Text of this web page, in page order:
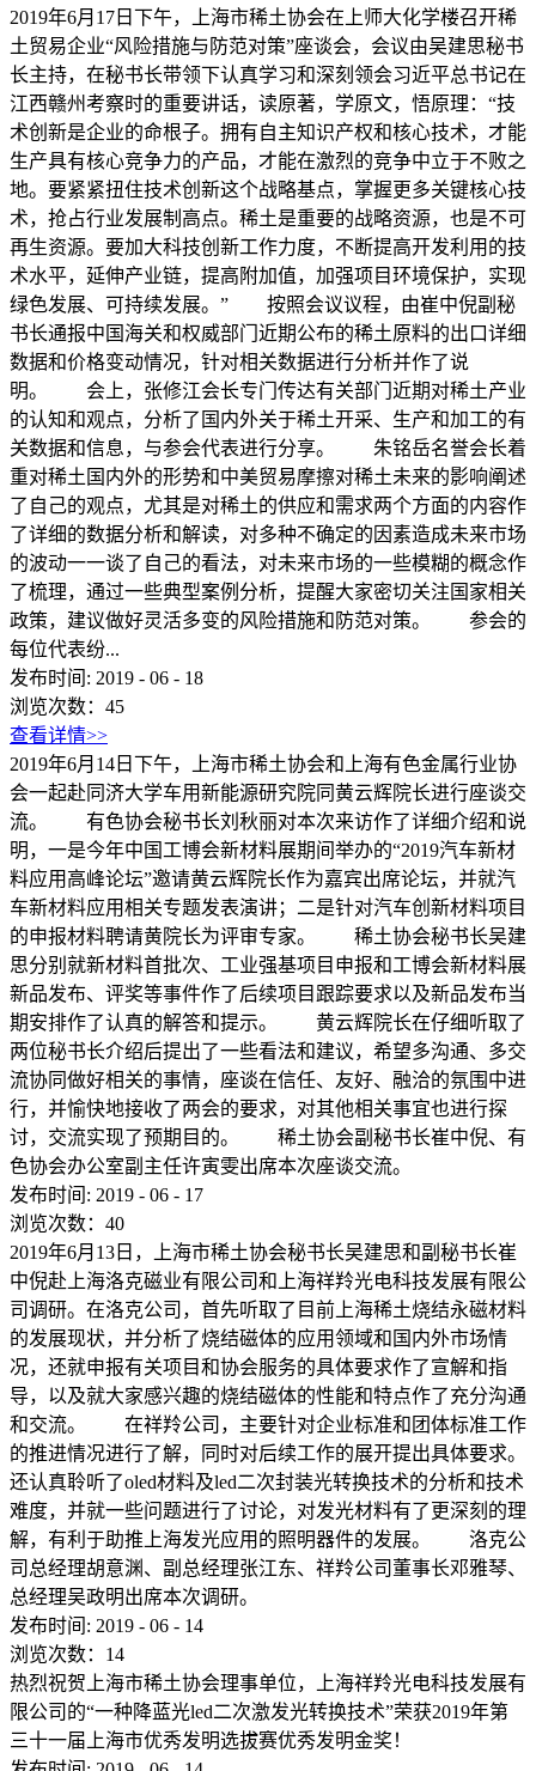
2019年6月17日下午，上海市稀土协会在上师大化学楼召开稀
土贸易企业“风险措施与防范对策”座谈会，会议由吴建思秘书
长主持，在秘书长带领下认真学习和深刻领会习近平总书记在
江西赣州考察时的重要讲话，读原著，学原文，悟原理：“技
术创新是企业的命根子。拥有自主知识产权和核心技术，才能
生产具有核心竞争力的产品，才能在激烈的竞争中立于不败之
地。要紧紧扭住技术创新这个战略基点，掌握更多关键核心技
术，抢占行业发展制高点。稀土是重要的战略资源，也是不可
再生资源。要加大科技创新工作力度，不断提高开发利用的技
术水平，延伸产业链，提高附加值，加强项目环境保护，实现
绿色发展、可持续发展。” 按照会议议程，由崔中倪副秘
书长通报中国海关和权威部门近期公布的稀土原料的出口详细
数据和价格变动情况，针对相关数据进行分析并作了说
明。 会上，张修江会长专门传达有关部门近期对稀土产业
的认知和观点，分析了国内外关于稀土开采、生产和加工的有
关数据和信息，与参会代表进行分享。 朱铭岳名誉会长着
重对稀土国内外的形势和中美贸易摩擦对稀土未来的影响阐述
了自己的观点，尤其是对稀土的供应和需求两个方面的内容作
了详细的数据分析和解读，对多种不确定的因素造成未来市场
的波动一一谈了自己的看法，对未来市场的一些模糊的概念作
了梳理，通过一些典型案例分析，提醒大家密切关注国家相关
政策，建议做好灵活多变的风险措施和防范对策。 参会的
每位代表纷...
发布时间: 2019 - 06 - 18
浏览次数： 45
查看详情>>
2019年6月14日下午，上海市稀土协会和上海有色金属行业协
会一起赴同济大学车用新能源研究院同黄云辉院长进行座谈交
流。 有色协会秘书长刘秋丽对本次来访作了详细介绍和说
明，一是今年中国工博会新材料展期间举办的“2019汽车新材
料应用高峰论坛”邀请黄云辉院长作为嘉宾出席论坛，并就汽
车新材料应用相关专题发表演讲；二是针对汽车创新材料项目
的申报材料聘请黄院长为评审专家。 稀土协会秘书长吴建
思分别就新材料首批次、工业强基项目申报和工博会新材料展
新品发布、评奖等事件作了后续项目跟踪要求以及新品发布当
期安排作了认真的解答和提示。 黄云辉院长在仔细听取了
两位秘书长介绍后提出了一些看法和建议，希望多沟通、多交
流协同做好相关的事情，座谈在信任、友好、融洽的氛围中进
行，并愉快地接收了两会的要求，对其他相关事宜也进行探
讨，交流实现了预期目的。 稀土协会副秘书长崔中倪、有
色协会办公室副主任许寅雯出席本次座谈交流。
发布时间: 2019 - 06 - 17
浏览次数： 40
2019年6月13日，上海市稀土协会秘书长吴建思和副秘书长崔
中倪赴上海洛克磁业有限公司和上海祥羚光电科技发展有限公
司调研。在洛克公司，首先听取了目前上海稀土烧结永磁材料
的发展现状，并分析了烧结磁体的应用领域和国内外市场情
况，还就申报有关项目和协会服务的具体要求作了宣解和指
导，以及就大家感兴趣的烧结磁体的性能和特点作了充分沟通
和交流。 在祥羚公司，主要针对企业标准和团体标准工作
的推进情况进行了解，同时对后续工作的展开提出具体要求。
还认真聆听了oled材料及led二次封装光转换技术的分析和技术
难度，并就一些问题进行了讨论，对发光材料有了更深刻的理
解，有利于助推上海发光应用的照明器件的发展。 洛克公
司总经理胡意渊、副总经理张江东、祥羚公司董事长邓雅琴、
总经理吴政明出席本次调研。
发布时间: 2019 - 06 - 14
浏览次数： 14
热烈祝贺上海市稀土协会理事单位，上海祥羚光电科技发展有
限公司的“一种降蓝光led二次激发光转换技术”荣获2019年第
三十一届上海市优秀发明选拔赛优秀发明金奖！